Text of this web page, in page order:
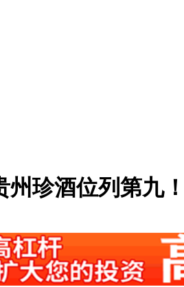
珍酒位列第九！